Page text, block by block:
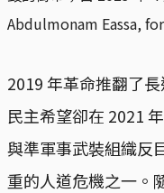
Abdulmonam Eassa,
2019 年革命推翻了
民主希望卻在 2021
與準軍事武裝組織反
重的人道危機之一。